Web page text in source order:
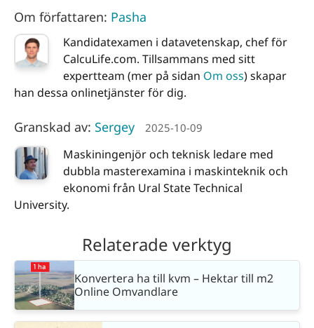
Om författaren: Pasha
Kandidatexamen i datavetenskap, chef för
CalcuLife.com. Tillsammans med sitt
expertteam (mer på sidan Om oss) skapar
han dessa onlinetjänster för dig.
Granskad av: Sergey 2025-10-09
Maskiningenjör och teknisk ledare med
dubbla masterexamina i maskinteknik och
ekonomi från Ural State Technical
University.
Relaterade verktyg
Konvertera ha till kvm – Hektar till m2
Online Omvandlare